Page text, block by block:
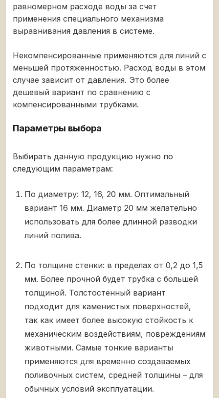
равномерном расходе воды за счет
применения специального механизма
выравнивания давления в системе.
Некомпенсированные применяются для линий с
меньшей протяженностью. Расход воды в этом
случае зависит от давления. Это более
дешевый вариант по сравнению с
компенсированными трубками.
Параметры выбора
Выбирать данную продукцию нужно по
следующим параметрам:
По диаметру: 12, 16, 20 мм. Оптимальный
вариант 16 мм. Диаметр 20 мм желательно
использовать для более длинной разводки
линий полива.
По толщине стенки: в пределах от 0,2 до 1,5
мм. Более прочной будет трубка с большей
толщиной. Толстостенный вариант
подходит для каменистых поверхностей,
так как имеет более высокую стойкость к
механическим воздействиям, повреждениям
животными. Самые тонкие варианты
применяются для временно создаваемых
поливочных систем, средней толщины – для
обычных условий эксплуатации.